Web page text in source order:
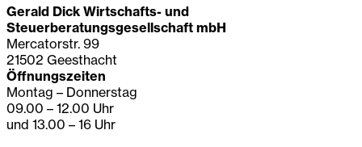
Gerald Dick Wirtschafts- und
Steuerberatungsgesellschaft mbH
Mercatorstr. 99
21502 Geesthacht
Öffnungszeiten
Montag – Donnerstag
09.00 – 12.00 Uhr
und 13.00 – 16 Uhr